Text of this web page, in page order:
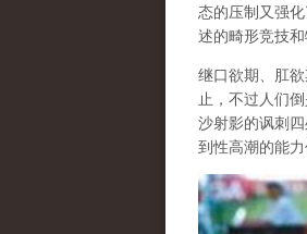
态的压制又强
述的畸形竞技
继口欲期、肛
止，不过人们
沙射影的讽刺
到性高潮的能